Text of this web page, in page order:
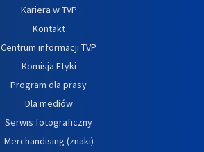
Kariera w TVP
Kontakt
Centrum informacji TVP
Komisja Etyki
Program dla prasy
Dla mediów
Serwis fotograficzny
Merchandising (znaki)